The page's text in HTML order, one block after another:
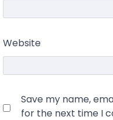
Website
Save my name,
for the next time I